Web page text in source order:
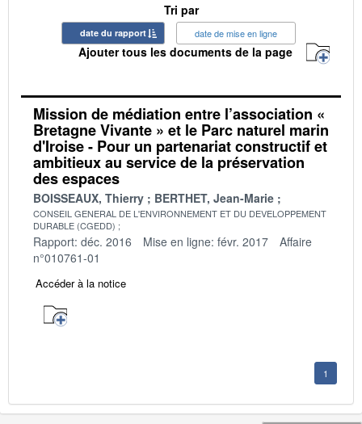
Tri par
date du rapport date de mise en ligne
Ajouter tous les documents de la page
Mission de médiation entre l’association «
Bretagne Vivante » et le Parc naturel marin
d'Iroise - Pour un partenariat constructif et
ambitieux au service de la préservation
des espaces
BOISSEAUX, Thierry BERTHET, Jean-Marie
CONSEIL GENERAL DE L'ENVIRONNEMENT ET DU DEVELOPPEMENT
DURABLE (CGEDD)
Rapport: déc. 2016 Mise en ligne: févr. 2017
Affaire
n°010761-01
Accéder à la notice
1